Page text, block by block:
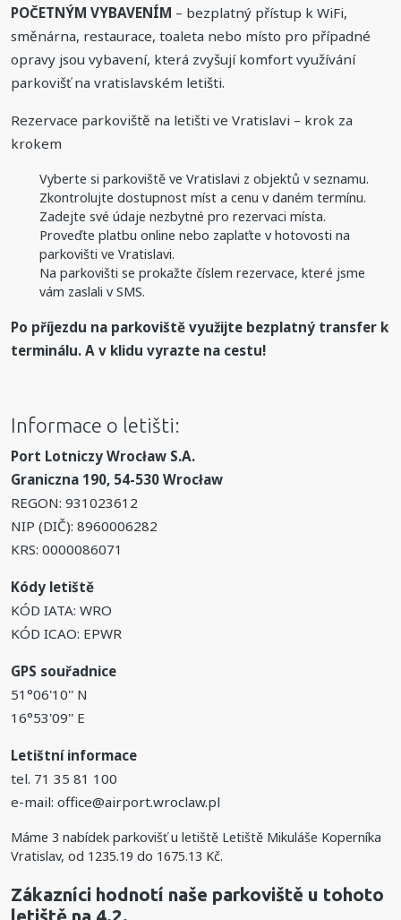
POČETNÝM VYBAVENÍM – bezplatný přístup k WiFi,
směnárna, restaurace, toaleta nebo místo pro případné
opravy jsou vybavení, která zvyšují komfort využívání
parkovišť na vratislavském letišti.
Rezervace parkoviště na letišti ve Vratislavi – krok za
krokem
Vyberte si parkoviště ve Vratislavi z objektů v seznamu.
Zkontrolujte dostupnost míst a cenu v daném termínu.
Zadejte své údaje nezbytné pro rezervaci místa.
Proveďte platbu online nebo zaplaťte v hotovosti na
parkovišti ve Vratislavi.
Na parkovišti se prokažte číslem rezervace, které jsme
vám zaslali v SMS.
Po příjezdu na parkoviště využijte bezplatný transfer k
terminálu. A v klidu vyrazte na cestu!
Informace o letišti:
Port Lotniczy Wrocław S.A.
Graniczna 190, 54-530 Wrocław
REGON: 931023612
NIP (DIČ): 8960006282
KRS: 0000086071
Kódy letiště
KÓD IATA: WRO
KÓD ICAO: EPWR
GPS souřadnice
51°06'10'' N
16°53'09'' E
Letištní informace
tel. 71 35 81 100
e-mail: office@airport.wroclaw.pl
Máme 3 nabídek parkovišť u letiště Letiště Mikuláše Koperníka
Vratislav, od 1235.19 do 1675.13 Kč.
Zákazníci hodnotí naše parkoviště u tohoto